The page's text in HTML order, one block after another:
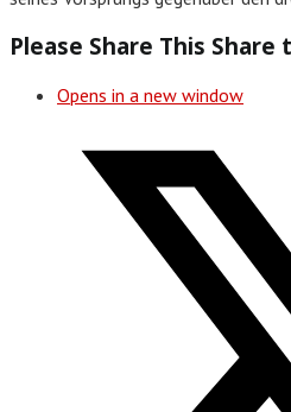
Please Share This Share
Opens in a new window